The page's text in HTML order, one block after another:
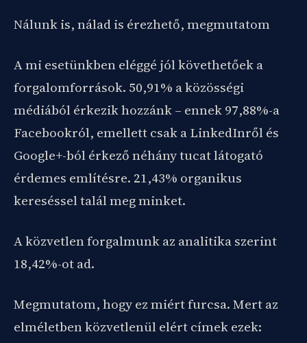
Nálunk is, nálad is érezhető, megmutatom
A mi esetünkben eléggé jól követhetőek a
forgalomforrások. 50,91% a közösségi
médiából érkezik hozzánk – ennek 97,88%-a
Facebookról, emellett csak a LinkedInről és
Google+-ból érkező néhány tucat látogató
érdemes említésre. 21,43% organikus
kereséssel talál meg minket.
A közvetlen forgalmunk az analitika szerint
18,42%-ot ad.
Megmutatom, hogy ez miért furcsa. Mert az
elméletben közvetlenül elért címek ezek: